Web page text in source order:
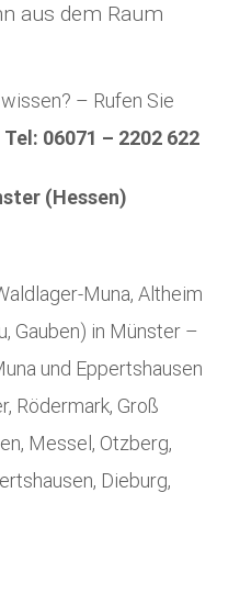
aus dem Raum
– Rufen Sie
Tel: 06071 – 2202 622
(Hessen)
Muna, Altheim
Gauben) in Münster –
und Eppertshausen
Rödermark, Groß
Messel, Otzberg,
Dieburg,